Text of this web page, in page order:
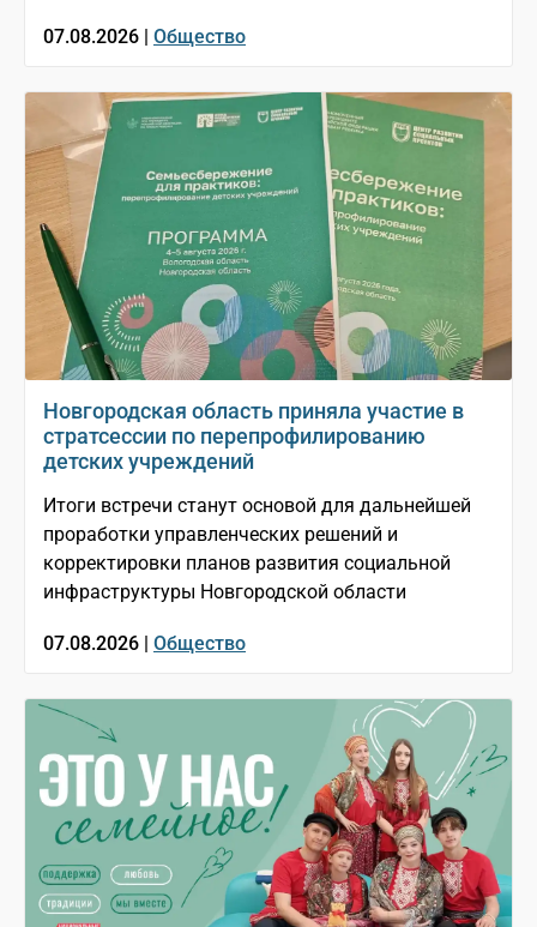
07.08.2026 | Общество
Новгородская область приняла участие в
стратсессии по перепрофилированию
детских учреждений
Итоги встречи станут основой для дальнейшей
проработки управленческих решений и
корректировки планов развития социальной
инфраструктуры Новгородской области
07.08.2026 | Общество